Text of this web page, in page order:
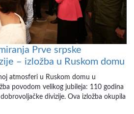
Prve srpske
– izložba u Ruskom domu
atmosferi u Ruskom domu u
povodom velikog jubileja: 110 godina
divizije. Ova izložba okupila